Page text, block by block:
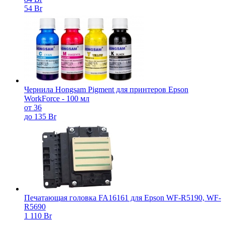
54 Br
Чернила Hongsam Pigment для принтеров Epson
WorkForce - 100 мл
от 36
до 135 Br
Печатающая головка FA16161 для Epson WF-R5190, WF-
R5690
1 110 Br